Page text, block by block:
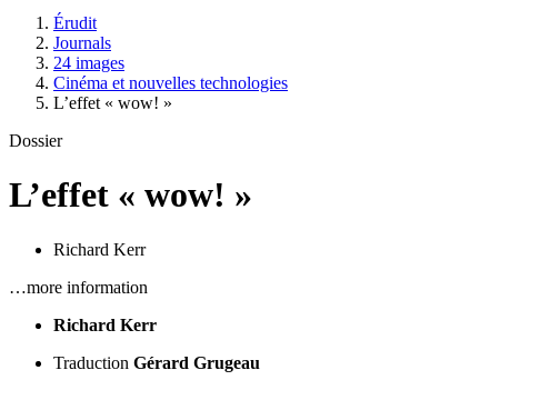
Érudit
Journals
24 images
Cinéma et nouvelles technologies
L’effet « wow! »
Dossier
L’effet « wow! »
Richard Kerr
…more information
Richard Kerr
Traduction Gérard Grugeau